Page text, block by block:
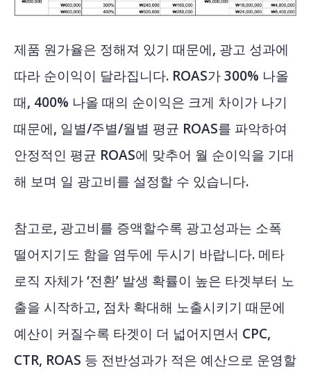
제품 원가율은 정해져 있기 때문에, 광고 성과에
따라 순이익이 달라집니다. ROAS가 300% 나올
때, 400% 나올 때의 순이익은 크게 차이가 나기
때문에, 일별/주별/월별 평균 ROAS를 파악하여
안정적인 평균 ROAS에 맞추어 월 순이익을 기대
해 보며 일 광고비를 설정할 수 있습니다.
참고로, 광고비를 증액할수록 광고성과는 소폭
떨어지기도 함을 염두에 두시기 바랍니다. 메타
로직 자체가 ‘전환’ 발생 확률이 높은 타겟부터 노
출을 시작하고, 점차 확대해 노출시키기 때문에
예산이 커질수록 타겟이 더 넓어지면서 CPC,
CTR, ROAS 등 전반성과가 적은 예산으로 운영할